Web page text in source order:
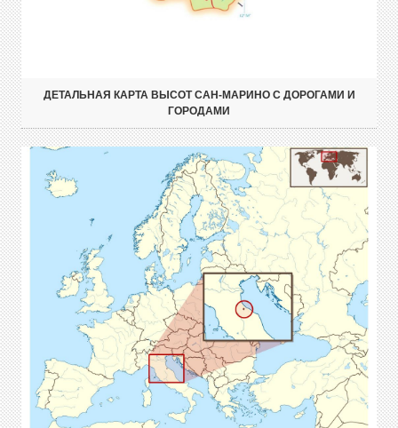
ДЕТАЛЬНАЯ КАРТА ВЫСОТ САН-МАРИНО С ДОРОГАМИ И
ГОРОДАМИ